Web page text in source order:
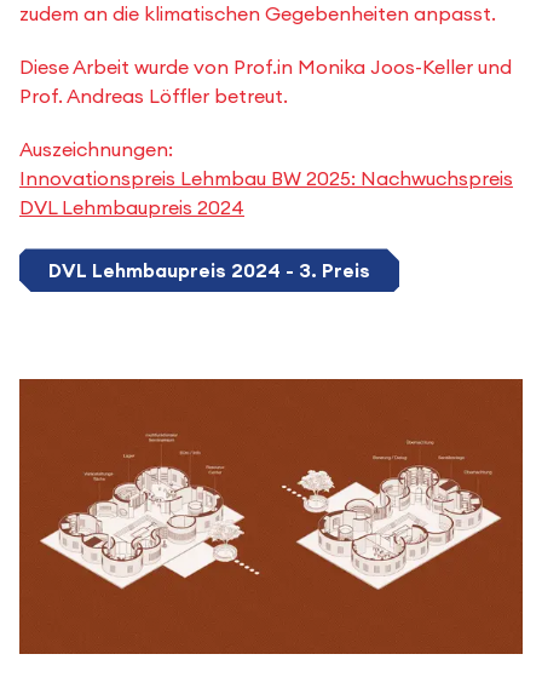
zudem an die klimatischen Gegebenheiten anpasst.
Diese Arbeit wurde von Prof.in Monika Joos-Keller und
Prof. Andreas Löffler betreut.
Auszeichnungen:
Innovationspreis Lehmbau BW 2025: Nachwuchspreis
DVL Lehmbaupreis 2024
DVL Lehmbaupreis 2024 - 3. Preis